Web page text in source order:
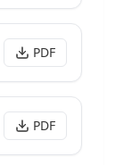
PDF
PDF